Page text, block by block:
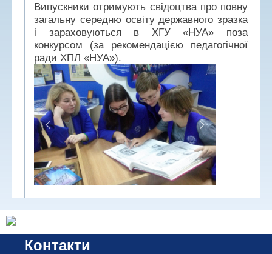
Випускники отримують свідоцтва про повну
загальну середню освіту державного зразка
і зараховуються в ХГУ «НУА» поза
конкурсом (за рекомендацією педагогічної
ради ХПЛ «НУА»).
Контакти